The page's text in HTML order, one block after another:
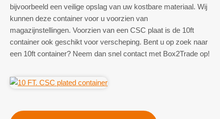
bijvoorbeeld een veilige opslag van uw kostbare materiaal. Wij
kunnen deze container voor u voorzien van
magazijnstellingen. Voorzien van een CSC plaat is de 10ft
container ook geschikt voor verscheping. Bent u op zoek naar
een 10ft container? Neem dan snel contact met Box2Trade op!